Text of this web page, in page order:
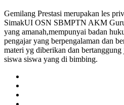
Gemilang Prestasi merupakan les
SimakUI OSN SBMPTN AKM
yang amanah,mempunyai badan
pengajar yang berpengalaman dan
materi yg diberikan dan
siswa siswa yang di bimbing.